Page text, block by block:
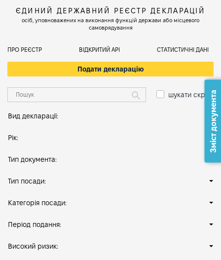
ЄДИНИЙ ДЕРЖАВНИЙ РЕЄСТР ДЕКЛАРАЦІЙ
осіб, уповноважених на виконання функцій держави або місцевого
самоврядування
ПРО РЕЄСТР ВІДКРИТИЙ АРІ СТАТИСТИЧНІ ДАНІ
Подати декларацію
шукати скрізь
Вид декларації:
Рік:
Тип документа:
Тип посади:
Категорія посади:
Період подання:
Високий ризик:
Зміст документа